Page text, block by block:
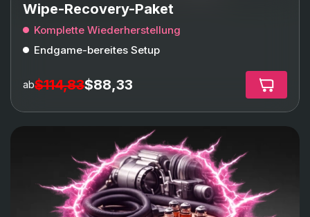
Wipe-Recovery-Paket
Komplette Wiederherstellung
Endgame-bereites Setup
ab$114,83$88,33